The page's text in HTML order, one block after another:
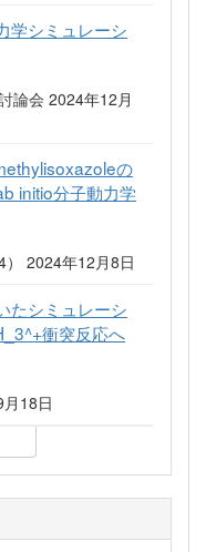
学シミュレーシ
論会 2024年12月
の
initio分子動力学
2024年12月8日
たシミュレーシ
衝突反応へ
18日